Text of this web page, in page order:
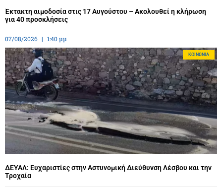
Έκτακτη αιμοδοσία στις 17 Αυγούστου – Ακολουθεί η κλήρωση
για 40 προσκλήσεις
07/08/2026 1:40 μμ
ΚΟΙΝΩΝΊΑ
ΔΕΥΑΛ: Ευχαριστίες στην Αστυνομική Διεύθυνση Λέσβου και την
Τροχαία